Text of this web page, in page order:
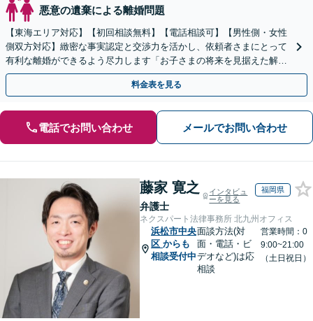
悪意の遺棄による離婚問題
【東海エリア対応】【初回相談無料】【電話相談可】【男性側・女性
側双方対応】緻密な事実認定と交渉力を活かし、依頼者さまにとって
有利な離婚ができるよう尽力します「お子さまの将来を見据えた解決
策を提案／財産分与・養育費・親権」【休日・夜間相談可】
料金表を見る
電話でお問い合わせ メールでお問い合わせ
藤家 寛之
弁護士
インタビュ
ーを見る
福岡県
ネクスパート法律事務所 北九州オフィス
浜松市中央
区 からも
相談受付中
面談方法(対
面・電話・ビ
デオなど)は応
相談
営業時間：0
9:00~21:00
（土日祝日）